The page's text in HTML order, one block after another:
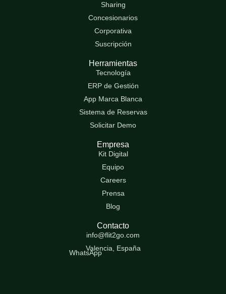
Sharing
Concesionarios
Corporativa
Suscripción
Herramientas
Tecnología
ERP de Gestión
App Marca Blanca
Sistema de Reservas
Solicitar Demo
Empresa
Kit Digital
Equipo
Careers
Prensa
Blog
Contacto
info@flit2go.com
Valencia, España
WhatsApp